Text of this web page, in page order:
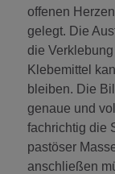
offenen
gelegt. Die
die
Klebemittel
bleiben. Die
genaue und
fachrichtig die
pastöser
anschließen